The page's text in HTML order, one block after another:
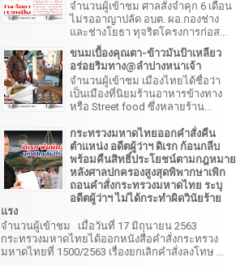
จำนวนผู้เข้าชม ศาลสั่งจำคุก 6 เดือน
ไม่รออาญาปลัด อบต. ผอ.กองช่าง
และช่างโยธา ทุจริตโครงการก่อส...
ขนมเบื้องคุณตา-ข้าวมันป้าเหลียว
อร่อยริมทาง@ลำปางหนาเจ้า
จำนวนผู้เข้าชม เมืองไทยได้ชื่อว่า
เป็นเมืองที่นิยมร้านอาหารข้างทาง
หรือ Street food ซึ่งหลายร้าน...
กระทรวงมหาดไทยออกคำสั่งคืน
ตำแหน่ง อดีตผู้ว่าฯ ดิเรก ก้อนกลีบ
พร้อมคืนสิทธิ์ประโยชน์ตามกฎหมาย
หลังศาลปกครองสูงสุดพิพากษาเพิก
ถอนคำสั่งกระทรวงมหาดไทย ระบุ
อดีตผู้ว่าฯ ไม่ได้กระทำผิดวินัยร้าย
แรง
จำนวนผู้เข้าชม เมื่อวันที่ 17 มิถุนายน 2563
กระทรวงมหาดไทยได้ออกหนังสือคำสั่งกระทรวง
มหาดไทยที่ 1500/2563 เรื่องยกเลิกคำสั่งลงโทษ ...